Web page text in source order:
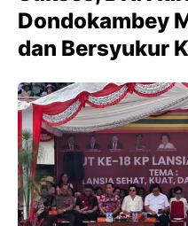
Dondokambey
dan Bersyukur